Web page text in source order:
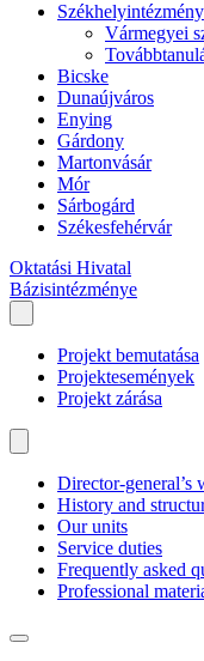
Székhelyintézmény
Vármegyei
Bicske
Dunaújváros
Enying
Gárdony
Martonvásár
Mór
Sárbogárd
Székesfehérvár
Oktatási Hivatal
Bázisintézménye
Projekt bemutatása
Projektesemények
Projekt zárása
Director-general’s
History and
Our units
Service duties
Frequently asked
Professional